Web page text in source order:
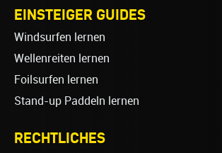
EINSTEIGER GUIDES
Windsurfen lernen
Wellenreiten lernen
Foilsurfen lernen
Stand-up Paddeln lernen
RECHTLICHES